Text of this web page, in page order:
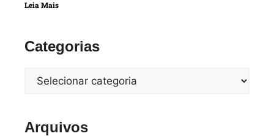
Leia Mais
Categorias
Arquivos